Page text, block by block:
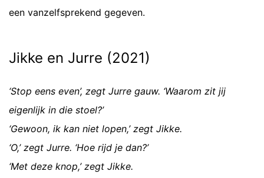
een vanzelfsprekend gegeven.
Jikke en Jurre (2021)
‘Stop eens even’, zegt Jurre gauw. ‘Waarom zit jij
eigenlijk in die stoel?’
‘Gewoon, ik kan niet lopen,’ zegt Jikke.
‘O,’ zegt Jurre. ‘Hoe rijd je dan?’
‘Met deze knop,’ zegt Jikke.